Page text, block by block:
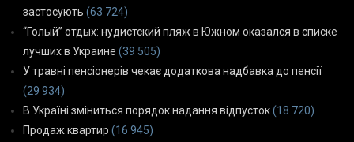
застосують (63 724)
“Голый” отдых: нудистский пляж в Южном оказался в списке
лучших в Украине (39 505)
У травні пенсіонерів чекає додаткова надбавка до пенсії
(29 934)
В Україні зміниться порядок надання відпусток(18 720)
Продаж квартир (16 945)